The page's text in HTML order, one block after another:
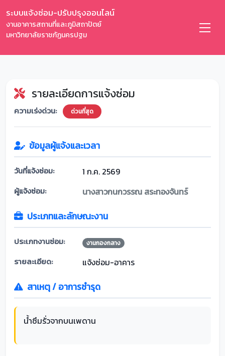
ระบบแจ้งซ่อม-ปรับปรุงออนไลน์
งานอาคารสถานที่และภูมิสถาปัตย์
มหาวิทยาลัยราชภัฏนครปฐม
รายละเอียดการแจ้งซ่อม
ความเร่งด่วน: ด่วนที่สุด
ข้อมูลผู้แจ้งและเวลา
วันที่แจ้งซ่อม: 1 ก.ค. 2569
ผู้แจ้งซ่อม: นางสาวกนกวรรณ สระทองจันทร์
ประเภทและลักษณะงาน
ประเภทงานซ่อม: งานกองกลาง
รายละเอียด: แจ้งซ่อม-อาคาร
สาเหตุ / อาการชำรุด
น้ำซึมรั่วจากบนเพดาน